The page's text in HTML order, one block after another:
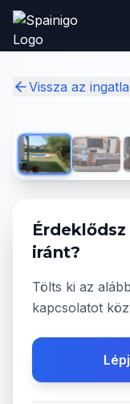
Skip to main content
Vissza az
iránt?
Tölts ki az
kapcsolatot